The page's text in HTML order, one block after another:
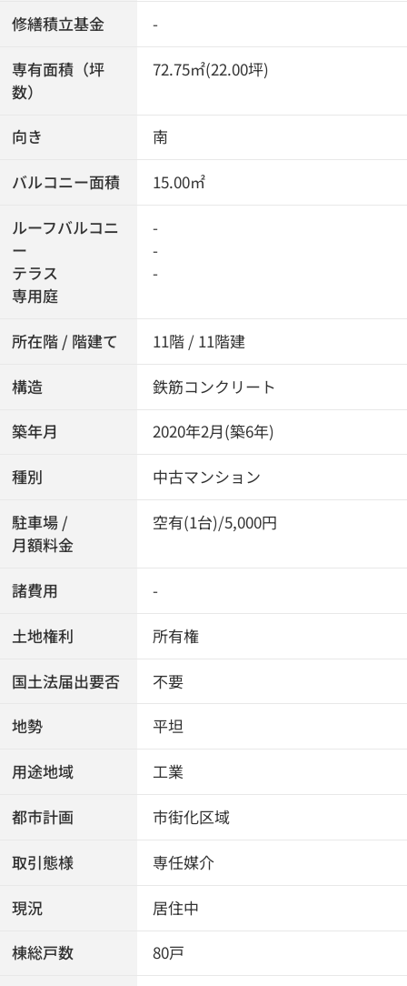
修繕積立基金 -
専有面積（坪
数）
72.75㎡(22.00坪)
向き 南
バルコニー面積 15.00㎡
ルーフバルコニ
ー
テラス
専用庭
-
-
-
所在階 / 階建て 11階 / 11階建
構造 鉄筋コンクリート
築年月 2020年2月(築6年)
種別 中古マンション
駐車場 /
月額料金
空有(1台)/5,000円
諸費用 -
土地権利 所有権
国土法届出要否 不要
地勢 平坦
用途地域 工業
都市計画 市街化区域
取引態様 専任媒介
現況 居住中
棟総戸数 80戸